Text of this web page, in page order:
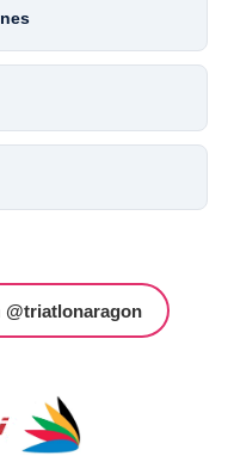
@triatlonaragon